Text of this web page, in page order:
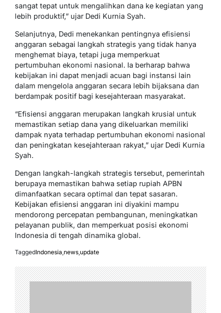
sangat tepat untuk mengalihkan dana ke kegiatan yang
lebih produktif,” ujar Dedi Kurnia Syah.
Selanjutnya, Dedi menekankan pentingnya efisiensi
anggaran sebagai langkah strategis yang tidak hanya
menghemat biaya, tetapi juga memperkuat
pertumbuhan ekonomi nasional. Ia berharap bahwa
kebijakan ini dapat menjadi acuan bagi instansi lain
dalam mengelola anggaran secara lebih bijaksana dan
berdampak positif bagi kesejahteraan masyarakat.
“Efisiensi anggaran merupakan langkah krusial untuk
memastikan setiap dana yang dikeluarkan memiliki
dampak nyata terhadap pertumbuhan ekonomi nasional
dan peningkatan kesejahteraan rakyat,” ujar Dedi Kurnia
Syah.
Dengan langkah-langkah strategis tersebut, pemerintah
berupaya memastikan bahwa setiap rupiah APBN
dimanfaatkan secara optimal dan tepat sasaran.
Kebijakan efisiensi anggaran ini diyakini mampu
mendorong percepatan pembangunan, meningkatkan
pelayanan publik, dan memperkuat posisi ekonomi
Indonesia di tengah dinamika global.
TaggedIndonesia news update